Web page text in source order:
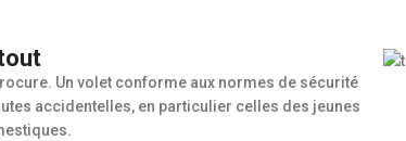
Un volet conforme aux normes de sécurité
accidentelles, en particulier celles des jeunes